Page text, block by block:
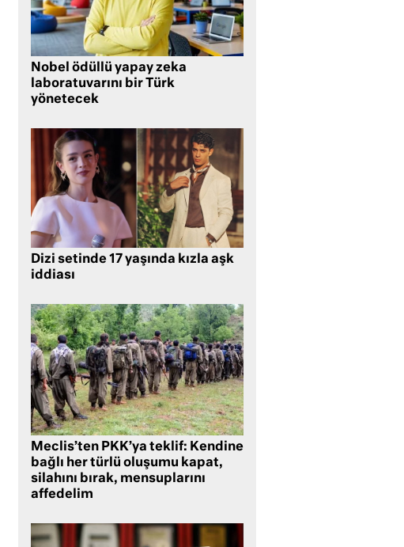
Nobel ödüllü yapay zeka
laboratuvarını bir Türk
yönetecek
Dizi setinde 17 yaşında kızla aşk
iddiası
Meclis’ten PKK’ya teklif: Kendine
bağlı her türlü oluşumu kapat,
silahını bırak, mensuplarını
affedelim